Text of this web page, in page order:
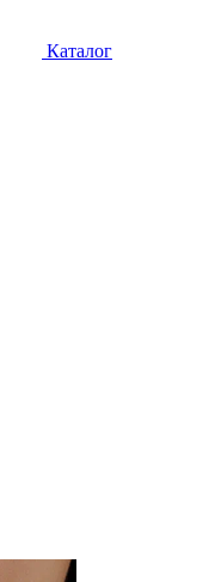
Каталог